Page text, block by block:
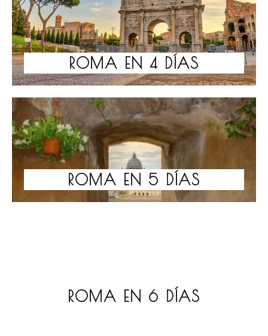
ROMA EN 4 DÍAS
ROMA EN 5 DÍAS
ROMA EN 6 DÍAS